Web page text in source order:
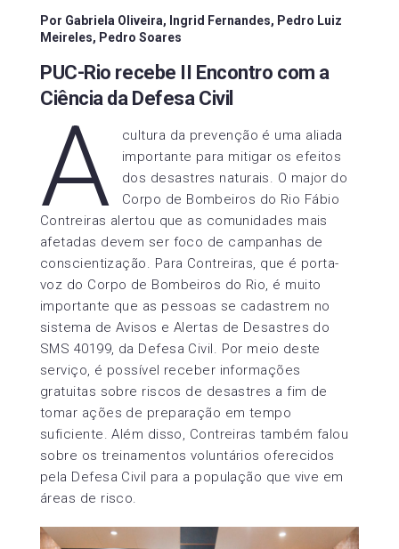
Por Gabriela Oliveira, Ingrid Fernandes, Pedro Luiz
Meireles, Pedro Soares
PUC-Rio recebe II Encontro com a
Ciência da Defesa Civil
A
cultura da prevenção é uma aliada
importante para mitigar os efeitos
dos desastres naturais. O major do
Corpo de Bombeiros do Rio Fábio
Contreiras alertou que as comunidades mais
afetadas devem ser foco de campanhas de
conscientização. Para Contreiras, que é porta-
voz do Corpo de Bombeiros do Rio, é muito
importante que as pessoas se cadastrem no
sistema de Avisos e Alertas de Desastres do
SMS 40199, da Defesa Civil. Por meio deste
serviço, é possível receber informações
gratuitas sobre riscos de desastres a fim de
tomar ações de preparação em tempo
suficiente. Além disso, Contreiras também falou
sobre os treinamentos voluntários oferecidos
pela Defesa Civil para a população que vive em
áreas de risco.